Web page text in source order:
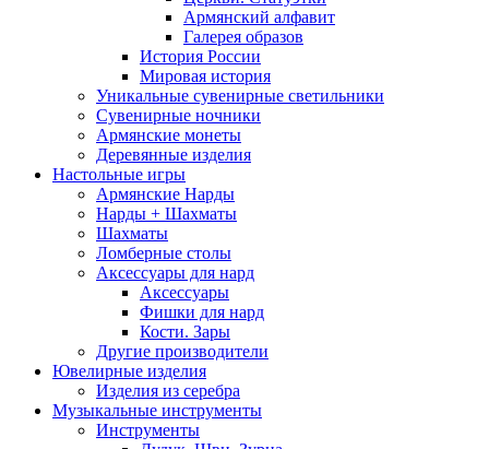
Армянский алфавит
Галерея образов
История России
Мировая история
Уникальные сувенирные светильники
Сувенирные ночники
Армянские монеты
Деревянные изделия
Настольные игры
Армянские Нарды
Нарды + Шахматы
Шахматы
Ломберные столы
Аксессуары для нард
Аксессуары
Фишки для нард
Кости. Зары
Другие производители
Ювелирные изделия
Изделия из серебра
Музыкальные инструменты
Инструменты